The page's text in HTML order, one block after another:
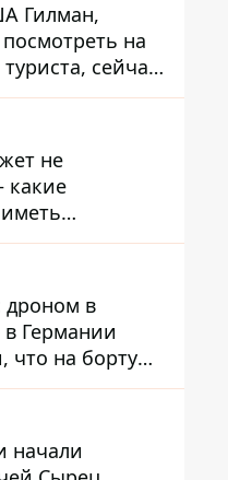
Гилман,
на
сейчас
тюрьме, где
делали
не
какие
не
дроном в
Германии
что на борту
самолета были
начали